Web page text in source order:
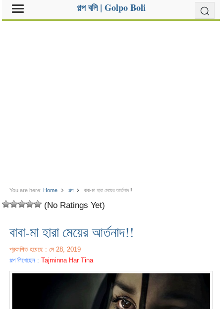
গল্প বলি | Golpo Boli
You are here: Home গল্প বাবা-মা হারা মেয়ের আর্তনাদ!!
(No Ratings Yet)
বাবা-মা হারা মেয়ের আর্তনাদ!!
প্রকাশিত হয়েছে : মে 28, 2019
গল্প লিখেছেন :Tajminna Har Tina